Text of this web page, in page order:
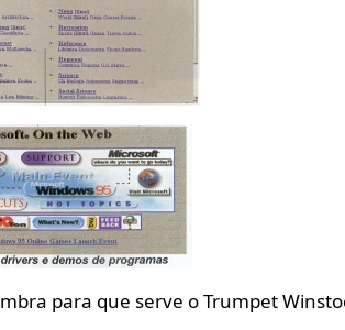
para que serve o Trumpet